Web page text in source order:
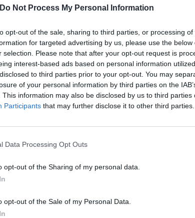
Do Not Process My Personal Information
opt-out of the sale, sharing to third parties, or processing
for targeted advertising by us, please use the
selection. Please note that after your opt-out request is
interest-based ads based on personal information
to third parties prior to your opt-out. You may
of your personal information by third parties on the
This information may also be disclosed by us to third parties
Participants that may further disclose it to other third parties.
Data Processing Opt Outs
opt-out of the Sharing of my personal data.
opt-out of the Sale of my Personal Data.
nel quattro senza maschile, specialità olimpica
A comporre l’equipaggio con L’Ala
Leonardo Iacovacci (Fiamme Gialle) e
. Il quattro senza ha concluso la finale con la
il valore di un equipaggio che ha tenuto
di categoria.
Carboncini, protagonista di una
vogatore limitese ha conquistato
e poi ha replicato nell’otto con misto,
entrambi i sessi e che quest’anno per la
europeo di categoria.